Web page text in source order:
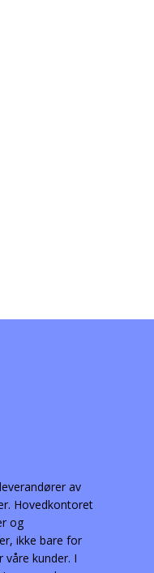
av
Hovedkontoret
og
ikke bare for
våre kunder. I